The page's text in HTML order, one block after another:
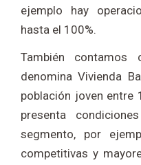
ejemplo hay
hasta el 100%.
También
denomina Vivienda
población joven entre
presenta
segmento, por
competitivas y